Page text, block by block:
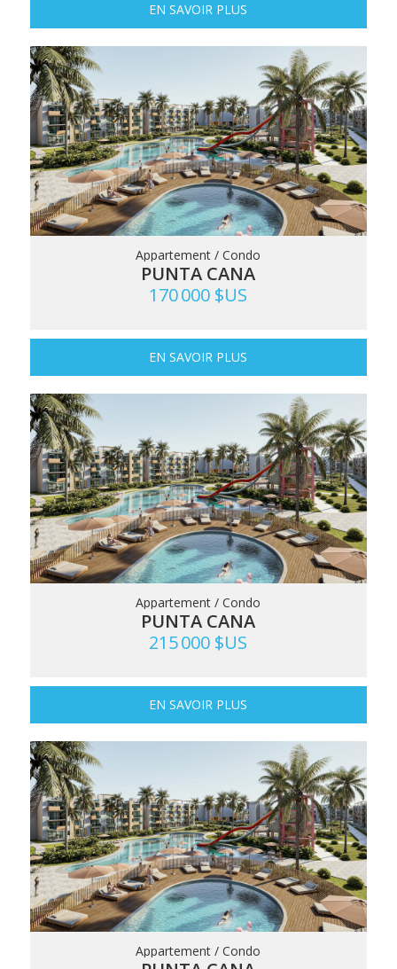
EN SAVOIR PLUS
Appartement / Condo
PUNTA CANA
170 000 $US
EN SAVOIR PLUS
Appartement / Condo
PUNTA CANA
215 000 $US
EN SAVOIR PLUS
Appartement / Condo